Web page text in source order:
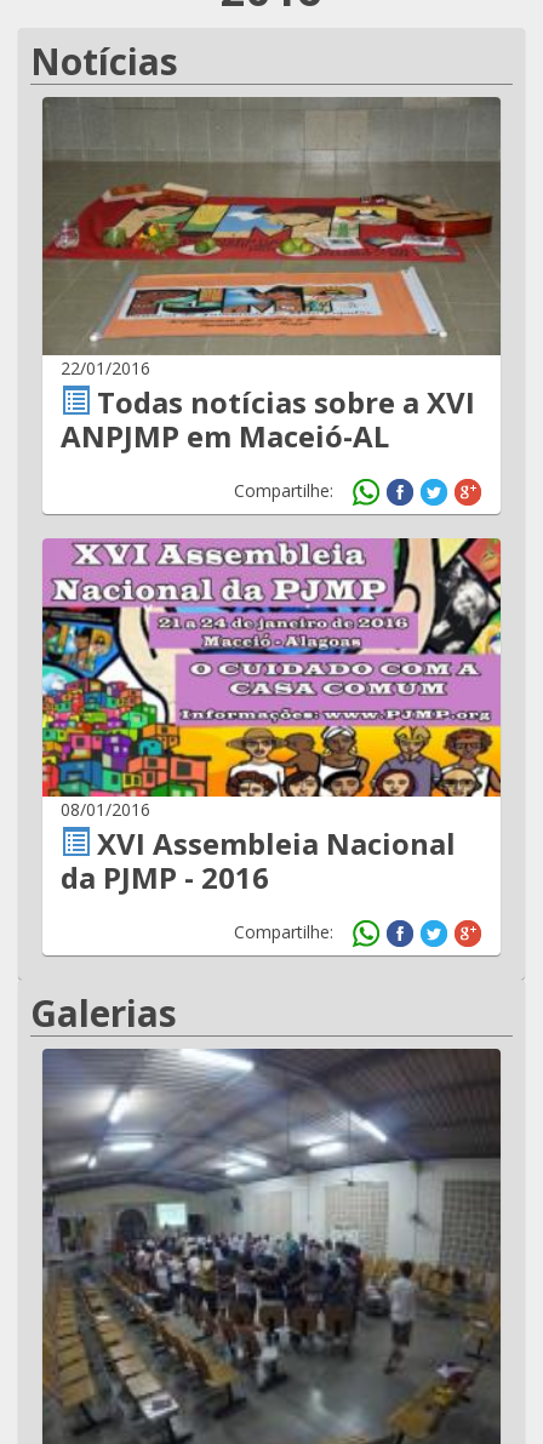
Notícias
22/01/2016
Todas notícias sobre a XVI
ANPJMP em Maceió-AL
Compartilhe:
08/01/2016
XVI Assembleia Nacional
da PJMP - 2016
Compartilhe:
Galerias